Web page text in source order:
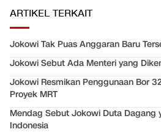
ARTIKEL TERKAIT
Jokowi Tak Puas Anggaran Baru
Jokowi Sebut Ada Menteri yang
Jokowi Resmikan Penggunaan Bor
Proyek MRT
Mendag Sebut Jokowi Duta Dagang
Indonesia